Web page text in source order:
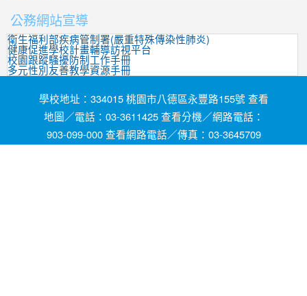
公務網站宣導
衛生福利部疾病管制署(嚴重特殊傳染性肺炎)
健康促進學校計畫輔導訪視平台
校園跟蹤騷擾防制工作手冊
多元性別友善教學資源手冊
學校地址：334015 桃園市八德區永豐路155號 查看
地圖／電話：03-3611425 查看分機／網路電話：
903-099-000 查看網路電話／傳真：03-3645709